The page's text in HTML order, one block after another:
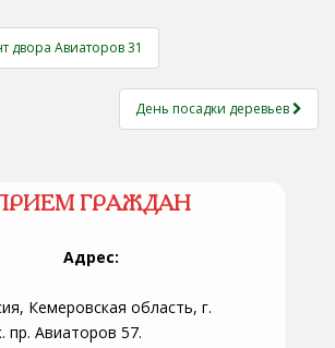
двора Авиаторов 31
День посадки деревьев
ГРАЖДАН
Адрес:
Кемеровская область, г.
пр. Авиаторов 57.